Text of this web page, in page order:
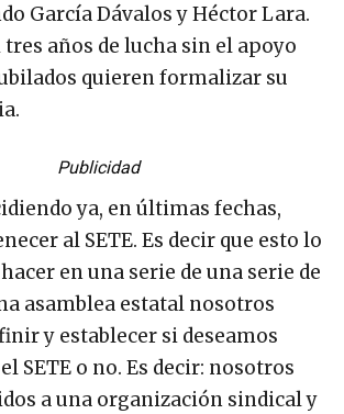
García Dávalos y Héctor Lara.
tres años de lucha sin el apoyo
quieren formalizar su
Publicidad
ya, en últimas fechas,
al SETE. Es decir que esto lo
en una serie de una serie de
asamblea estatal nosotros
y establecer si deseamos
SETE o no. Es decir: nosotros
a una organización sindical y